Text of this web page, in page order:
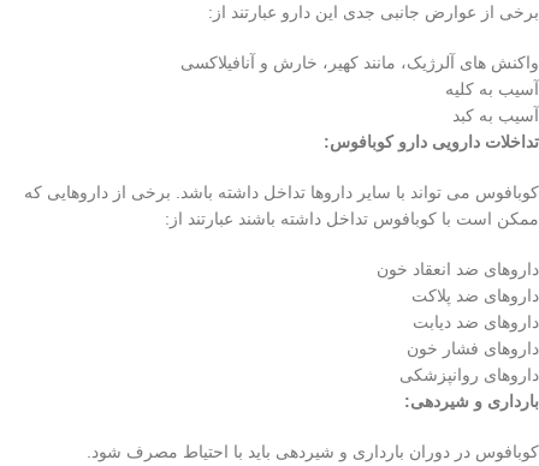
برخی از عوارض جانبی جدی این دارو عبارتند از:
واکنش های آلرژیک، مانند کهیر، خارش و آنافیلاکسی
آسیب به کلیه
آسیب به کبد
تداخلات دارویی دارو کوبافوس:
کوبافوس می تواند با سایر داروها تداخل داشته باشد. برخی از داروهایی که
ممکن است با کوبافوس تداخل داشته باشند عبارتند از:
داروهای ضد انعقاد خون
داروهای ضد پلاکت
داروهای ضد دیابت
داروهای فشار خون
داروهای روانپزشکی
بارداری و شیردهی:
کوبافوس در دوران بارداری و شیردهی باید با احتیاط مصرف شود.